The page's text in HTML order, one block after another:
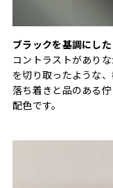
ブラックを基調にし
コントラストがあり
を切り取ったような
落ち着きと品のある
配色です。